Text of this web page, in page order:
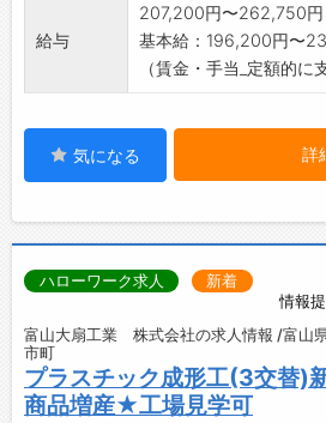
給与
207,200円〜262,750円
基本給：196,200円〜
（賃金・手当_定額的に
気になる 詳
情報
ハローワーク求人 新着
富山大扇工業 株式会社の求人情報 /富山
市町
プラスチック成形工(3交替)
商品増産★工場見学可